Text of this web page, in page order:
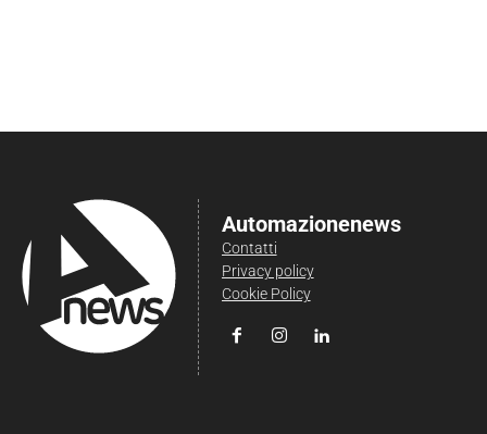
Automazionenews
Contatti
Privacy policy
Cookie Policy